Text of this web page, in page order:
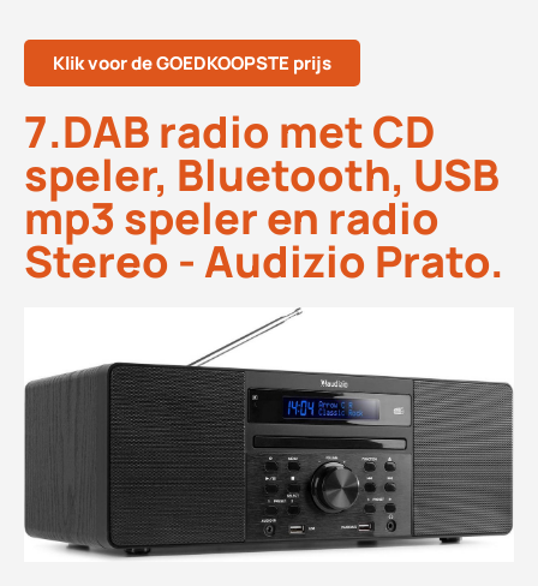
Klik voor de GOEDKOOPSTE prijs
7.DAB radio met CD
speler, Bluetooth, USB
mp3 speler en radio
Stereo - Audizio Prato.